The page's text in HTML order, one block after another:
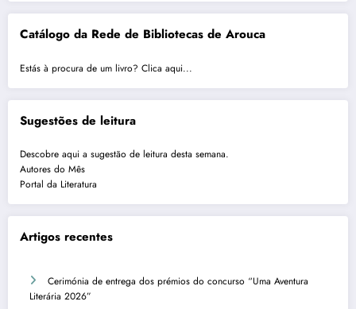
Catálogo da Rede de Bibliotecas de Arouca
Estás à procura de um livro? Clica aqui...
Sugestões de leitura
Descobre aqui a sugestão de leitura desta semana.
Autores do Mês
Portal da Literatura
Artigos recentes
Cerimónia de entrega dos prémios do concurso “Uma Aventura
Literária 2026”